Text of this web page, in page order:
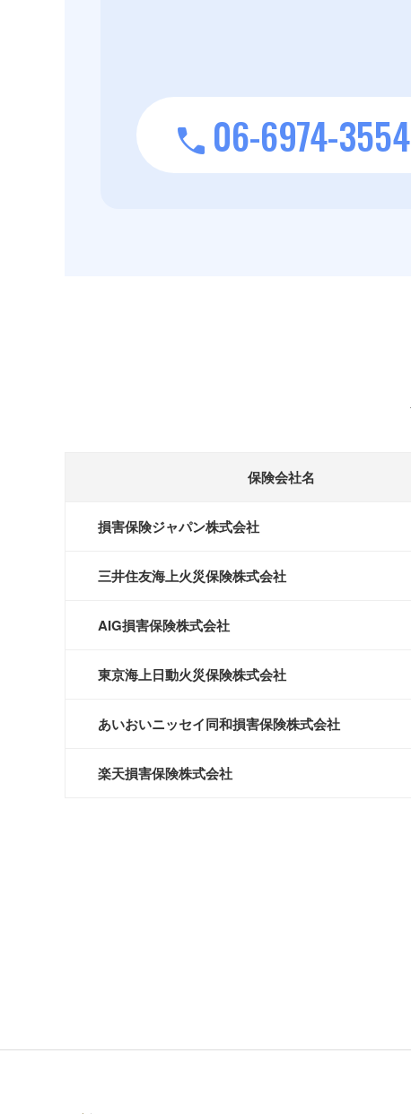
phone 06-6974-3554
保険会社名
損害保険ジャパン株式会社
三井住友海上火災保険株式会社
AIG損害保険株式会社
東京海上日動火災保険株式会社
あいおいニッセイ同和損害保険株式会社
楽天損害保険株式会社